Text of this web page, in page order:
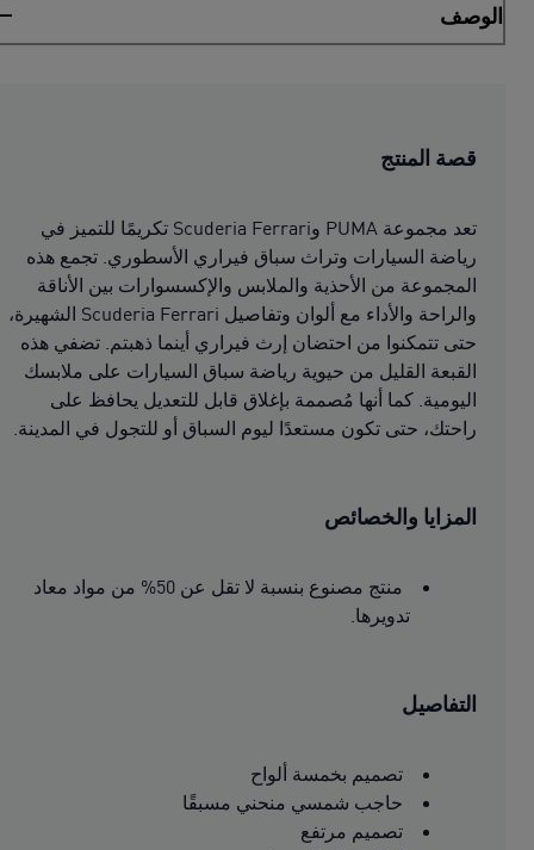
الوصف
قصة المنتج
تعد مجموعة PUMA وScuderia Ferrari تكريمًا للتميز في
رياضة السيارات وتراث سباق فيراري الأسطوري. تجمع هذه
المجموعة من الأحذية والملابس والإكسسوارات بين الأناقة
والراحة والأداء مع ألوان وتفاصيل Scuderia Ferrari الشهيرة،
حتى تتمكنوا من احتضان إرث فيراري أينما ذهبتم. تضفي هذه
القبعة القليل من حيوية رياضة سباق السيارات على ملابسك
اليومية. كما أنها مُصممة بإغلاق قابل للتعديل يحافظ على
راحتك، حتى تكون مستعدًا ليوم السباق أو للتجول في المدينة.
المزايا والخصائص
منتج مصنوع بنسبة لا تقل عن 50% من مواد معاد
تدويرها.
التفاصيل
تصميم بخمسة ألواح
حاجب شمسي منحني مسبقًا
تصميم مرتفع